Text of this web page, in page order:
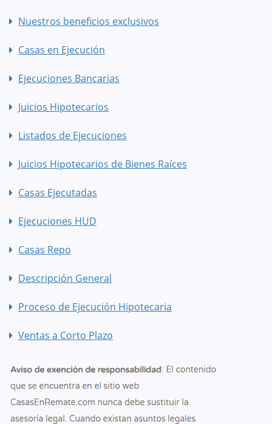
Nuestros beneficios exclusivos
Casas en Ejecución
Ejecuciones Bancarias
Juicios Hipotecarios
Listados de Ejecuciones
Juicios Hipotecarios de Bienes Raíces
Casas Ejecutadas
Ejecuciones HUD
Casas Repo
Descripción General
Proceso de Ejecución Hipotecaria
Ventas a Corto Plazo